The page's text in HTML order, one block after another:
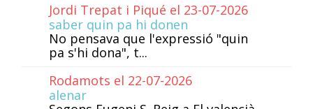
Jordi Trepat i Piqué el 23-07-2026
saber quin pa hi donen
No pensava que l'expressió "quin
pa s'hi dona", t...
Rodamots el 22-07-2026
alenar